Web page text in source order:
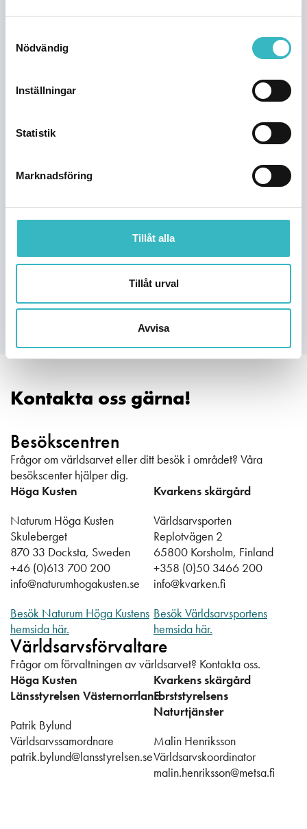
Nödvändig
Inställningar
Statistik
Marknadsföring
Tillåt alla
Tillåt urval
Avvisa
Kvarkens skärgård​
Kontakta oss gärna!
Besökscentren
Frågor om världsarvet eller ditt besök i området? Våra
besökscenter hjälper dig.
Höga Kusten
Naturum Höga Kusten
Skuleberget
870 33 Docksta, Sweden
+46 (0)613 700 200
info@naturumhogakusten.se
Besök Naturum Höga Kustens
hemsida här.
Kvarkens skärgård
Världsarvsporten
Replotvägen 2
65800 Korsholm, Finland
+358 (0)50 3466 200
info@kvarken.fi
Besök Världsarvsportens
hemsida här.
Världsarvsförvaltare
Frågor om förvaltningen av världsarvet? Kontakta oss.
Höga Kusten
Länsstyrelsen Västernorrland
Patrik Bylund
Världsarvssamordnare
patrik.bylund@lansstyrelsen.se
Kvarkens skärgård
Forststyrelsens
Naturtjänster
Malin Henriksson
Världsarvskoordinator
malin.henriksson@metsa.fi